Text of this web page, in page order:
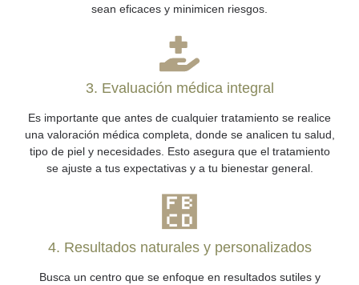
sean eficaces y minimicen riesgos.
3. Evaluación médica integral
Es importante que antes de cualquier tratamiento se realice
una valoración médica completa, donde se analicen tu salud,
tipo de piel y necesidades. Esto asegura que el tratamiento
se ajuste a tus expectativas y a tu bienestar general.
4. Resultados naturales y personalizados
Busca un centro que se enfoque en resultados sutiles y